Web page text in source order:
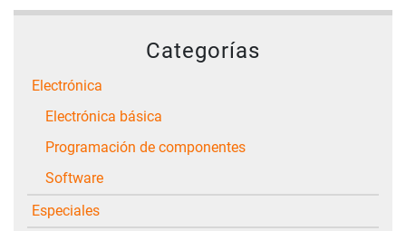
Categorías
Electrónica
Electrónica básica
Programación de componentes
Software
Especiales